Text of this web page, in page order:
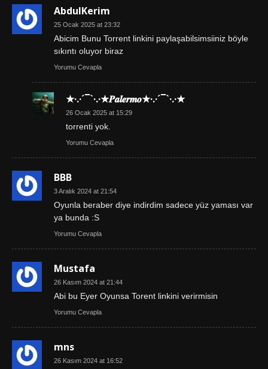
AbdulKerim
25 Ocak 2025 at 23:32
Abicim Bunu Torrent linkini paylaşabilsimsiiniz böyle
sıkıntı oluyor biraz
Yorumu Cevapla
★·.·´¯`·.·★𝑷𝒂𝒍𝒆𝒓𝒎𝒐★·.·´¯`·.·★
26 Ocak 2025 at 15:29
torrenti yok.
Yorumu Cevapla
BBB
3 Aralık 2024 at 21:54
Oyunla beraber diye indirdim sadece yüz yaması var
ya bunda :S
Yorumu Cevapla
Mustafa
26 Kasım 2024 at 21:44
Abi bu Eyer Oyunsa Torent linkini verirmisin
Yorumu Cevapla
mns
26 Kasım 2024 at 16:52